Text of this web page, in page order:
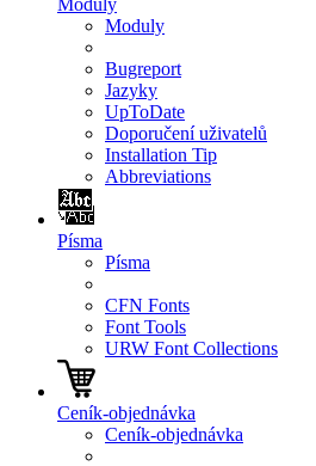
Moduly
Moduly
Bugreport
Jazyky
UpToDate
Doporučení uživatelů
Installation Tip
Abbreviations
Písma
Písma
CFN Fonts
Font Tools
URW Font Collections
Ceník-objednávka
Ceník-objednávka